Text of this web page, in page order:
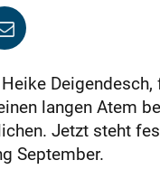
langen Atem
Jetzt steht
September.